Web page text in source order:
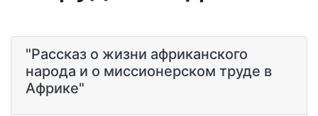
"Рассказ о жизни африканского
народа и о миссионерском труде в
Африке"